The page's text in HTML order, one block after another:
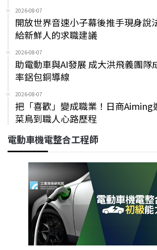
2026-08-07
開放世界音速小子幕後推手現身說
給新鮮人的求職建議
2026-08-07
助電動車與AI發展 成大洪飛義團隊
率鋁包銅導線
2026-08-07
把「喜歡」變成職業！日商Aiming
菜鳥到職人心路歷程
電動車機電整合工程師